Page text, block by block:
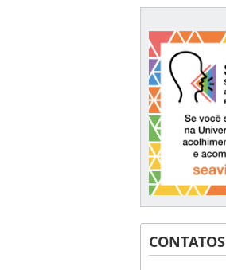
CONTATOS